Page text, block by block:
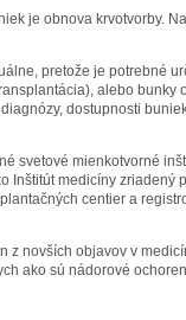
je obnova krvotvorby.
pretože je potrebné
alebo bunky
dostupnosti
svetové mienkotvorné
Inštitút medicíny zriadený
centier a
z novších objavov v
ako sú nádorové